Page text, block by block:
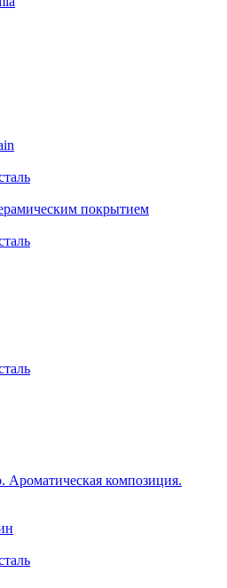
покрытием
Ароматическая композиция.